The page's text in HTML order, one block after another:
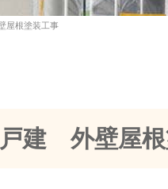
根塗装工事
建 外壁屋根